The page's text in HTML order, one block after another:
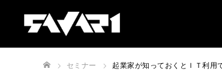
セミナー 起業家が知っておくとＩＴ利用